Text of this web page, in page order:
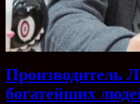
Производитель
богатейших